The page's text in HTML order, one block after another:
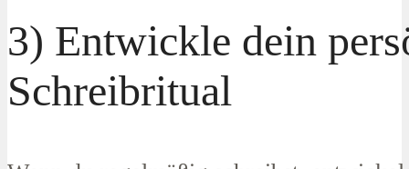
3) Entwickle dein
Schreibritual